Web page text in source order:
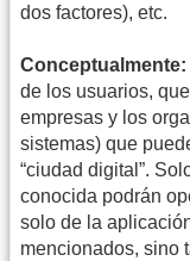
dos factores), etc.
Conceptualmente:
de los usuarios,
empresas y los
sistemas) que
“ciudad digital”.
conocida podrán
solo de la
mencionados, sino